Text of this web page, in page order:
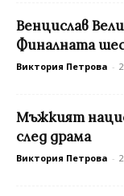
Венцислав
Финалната
Виктория Петрова -
Мъжкият
след драма
Виктория Петрова -